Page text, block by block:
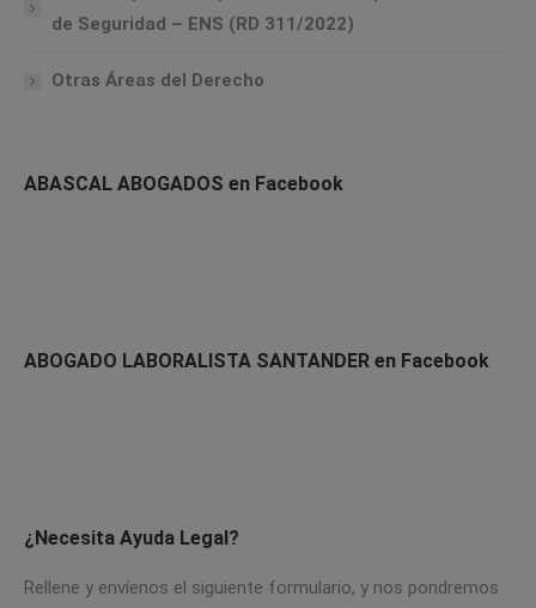
de Seguridad – ENS (RD 311/2022)
Otras Áreas del Derecho
ABASCAL ABOGADOS en Facebook
ABOGADO LABORALISTA SANTANDER en Facebook
¿Necesita Ayuda Legal?
Rellene y envíenos el siguiente formulario, y nos pondremos